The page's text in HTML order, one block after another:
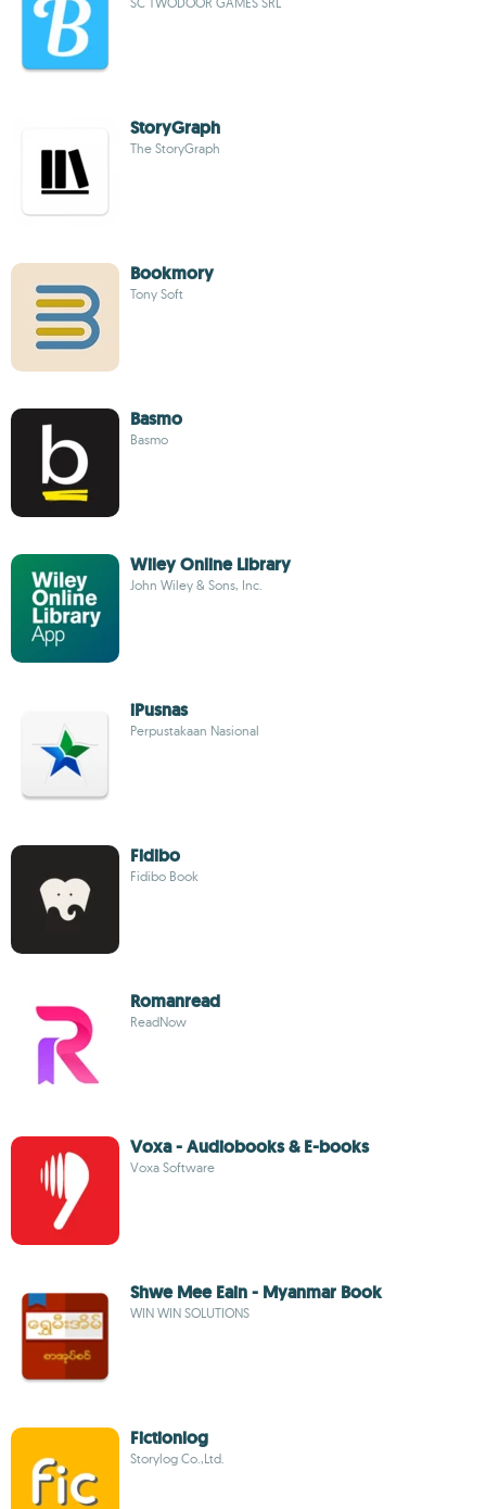
StoryGraph
The StoryGraph
Bookmory
Tony Soft
Basmo
Basmo
Wiley Online Library
John Wiley & Sons, Inc.
iPusnas
Perpustakaan Nasional
Fidibo
Fidibo Book
Romanread
ReadNow
Voxa - Audiobooks & E-books
Voxa Software
Shwe Mee Eain - Myanmar Book
WIN WIN SOLUTIONS
Fictionlog
Storylog Co.,Ltd.